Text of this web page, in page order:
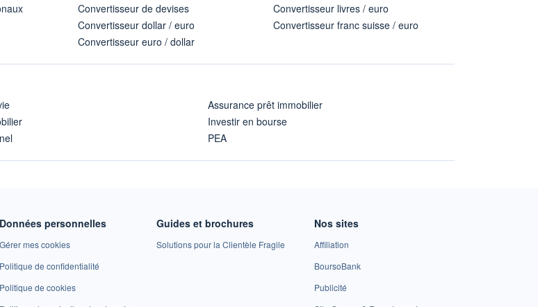
Convertisseur de devises
Convertisseur dollar / euro
Convertisseur euro / dollar
Convertisseur livres / euro
Convertisseur franc suisse / euro
Assurance prêt immobilier
Investir en bourse
PEA
Données personnelles
Gérer mes cookies
Politique de confidentialité
Politique de cookies
Guides et brochures
Solutions pour la Clientèle Fragile
Nos sites
Affiliation
BoursoBank
Publicité